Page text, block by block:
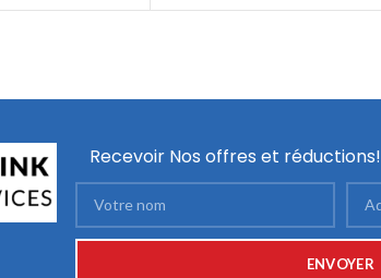
Recevoir Nos offres et réductions!